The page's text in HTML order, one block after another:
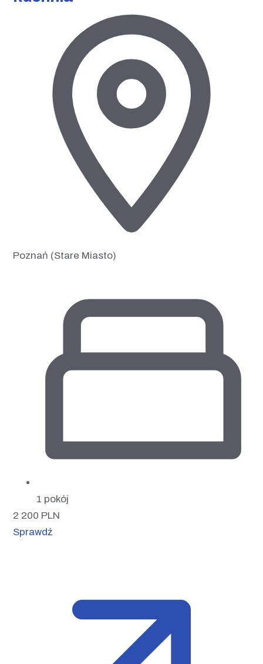
Poznań (Stare Miasto)
1 pokój
2 200 PLN
Sprawdź